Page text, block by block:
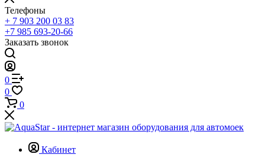
Телефоны
+ 7 903 200 03 83
+7 985 693-20-66
Заказать звонок
0
0
0
Кабинет